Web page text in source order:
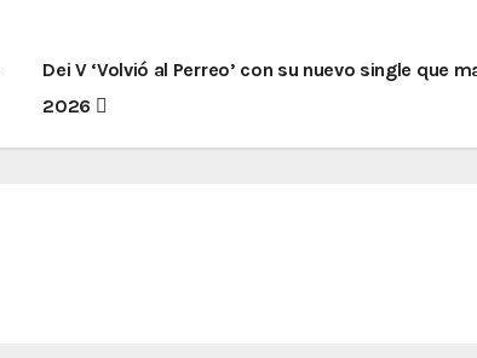
Dei V ‘Volvió al Perreo’ con su nuevo single que
2026